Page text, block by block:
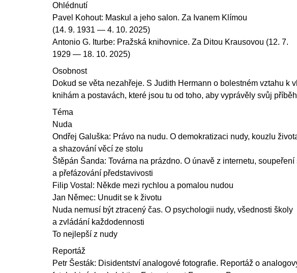
Ohlédnutí
Pavel Kohout: Maskul a jeho salon. Za Ivanem Klímou
(14. 9. 1931 — 4. 10. 2025)
Antonio G. Iturbe: Pražská knihovnice. Za Ditou Krausovou (12. 7.
1929 — 18. 10. 2025)
Osobnost
Dokud se věta nezahřeje. S Judith Hermann o bolestném vztahu k
knihám a postavách, které jsou tu od toho, aby vyprávěly svůj příběh
Téma
Nuda
Ondřej Galuška: Právo na nudu. O demokratizaci nudy, kouzlu
a shazování věcí ze stolu
Štěpán Šanda: Továrna na prázdno. O únavě z internetu,
a přefázování představivosti
Filip Vostal: Někde mezi rychlou a pomalou nudou
Jan Němec: Unudit se k životu
Nuda nemusí být ztracený čas. O psychologii nudy, všednosti školy
a zvládání každodennosti
To nejlepší z nudy
Reportáž
Petr Šesták: Disidentství analogové fotografie. Reportáž o